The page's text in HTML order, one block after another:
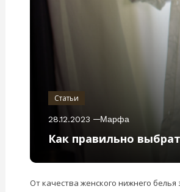
Статьи
28.12.2023 Марфа
Как правильно
От качества женского нижнего